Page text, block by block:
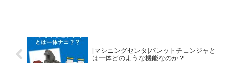
[マシニングセンタ]パレットチェンジャと
は一体どのような機能なのか？